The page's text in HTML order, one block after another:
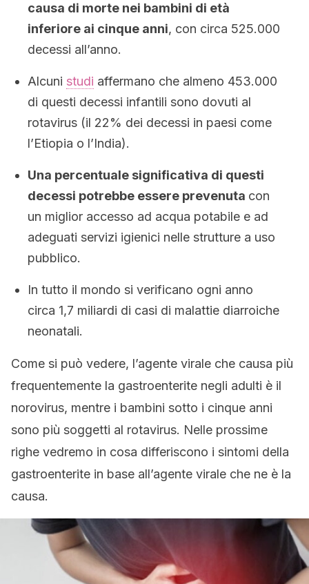
causa di morte nei bambini di età
inferiore ai cinque anni, con circa 525.000
decessi all’anno.
Alcuni studi affermano che almeno 453.000
di questi decessi infantili sono dovuti al
rotavirus (il 22% dei decessi in paesi come
l’Etiopia o l’India).
Una percentuale significativa di questi
decessi potrebbe essere prevenuta con
un miglior accesso ad acqua potabile e ad
adeguati servizi igienici nelle strutture a uso
pubblico.
In tutto il mondo si verificano ogni anno
circa 1,7 miliardi di casi di malattie diarroiche
neonatali.
Come si può vedere, l’agente virale che causa più
frequentemente la gastroenterite negli adulti è il
norovirus, mentre i bambini sotto i cinque anni
sono più soggetti al rotavirus. Nelle prossime
righe vedremo in cosa differiscono i sintomi della
gastroenterite in base all’agente virale che ne è la
causa.